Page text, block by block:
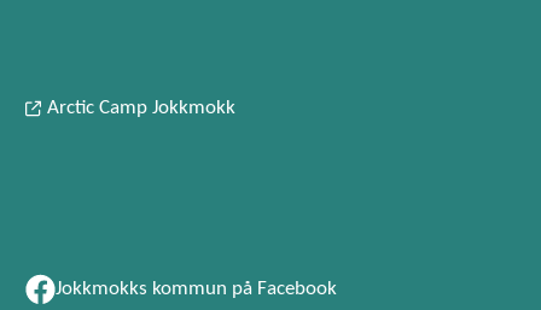
Arctic Camp Jokkmokk
Jokkmokks kommun på Facebook